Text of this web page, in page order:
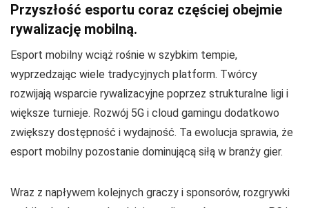
Przyszłość esportu coraz częściej obejmie
rywalizację mobilną.
Esport mobilny wciąż rośnie w szybkim tempie,
wyprzedzając wiele tradycyjnych platform. Twórcy
rozwijają wsparcie rywalizacyjne poprzez strukturalne ligi i
większe turnieje. Rozwój 5G i cloud gamingu dodatkowo
zwiększy dostępność i wydajność. Ta ewolucja sprawia, że
esport mobilny pozostanie dominującą siłą w branży gier.
Wraz z napływem kolejnych graczy i sponsorów, rozgrywki